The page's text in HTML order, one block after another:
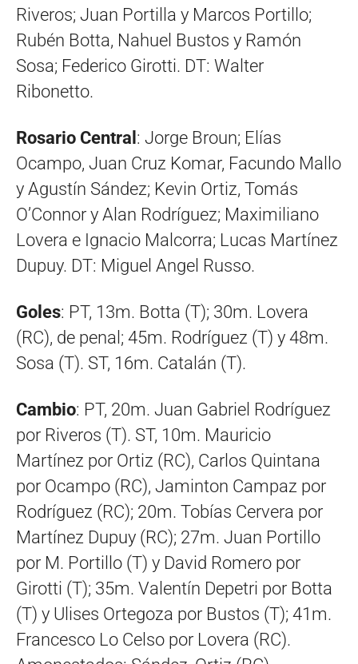
Riveros; Juan Portilla y Marcos Portillo;
Rubén Botta, Nahuel Bustos y Ramón
Sosa; Federico Girotti. DT: Walter
Ribonetto.
Rosario Central : Jorge Broun; Elías
Ocampo, Juan Cruz Komar, Facundo Mallo
y Agustín Sández; Kevin Ortiz, Tomás
O’Connor y Alan Rodríguez; Maximiliano
Lovera e Ignacio Malcorra; Lucas Martínez
Dupuy. DT: Miguel Angel Russo.
Goles: PT, 13m. Botta (T); 30m. Lovera
(RC), de penal; 45m. Rodríguez (T) y 48m.
Sosa (T). ST, 16m. Catalán (T).
Cambio: PT, 20m. Juan Gabriel Rodríguez
por Riveros (T). ST, 10m. Mauricio
Martínez por Ortiz (RC), Carlos Quintana
por Ocampo (RC), Jaminton Campaz por
Rodríguez (RC); 20m. Tobías Cervera por
Martínez Dupuy (RC); 27m. Juan Portillo
por M. Portillo (T) y David Romero por
Girotti (T); 35m. Valentín Depetri por Botta
(T) y Ulises Ortegoza por Bustos (T); 41m.
Francesco Lo Celso por Lovera (RC).